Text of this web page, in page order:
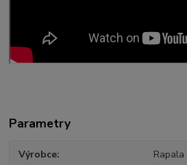
Parametry
Výrobce